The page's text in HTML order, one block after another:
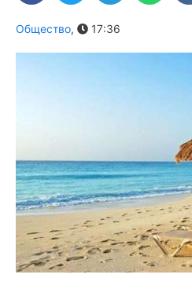
Общество, 17:36